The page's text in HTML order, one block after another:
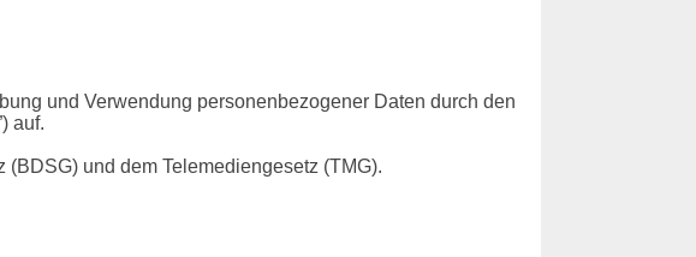
und Verwendung personenbezogener Daten durch den
auf.
und dem Telemediengesetz (TMG).